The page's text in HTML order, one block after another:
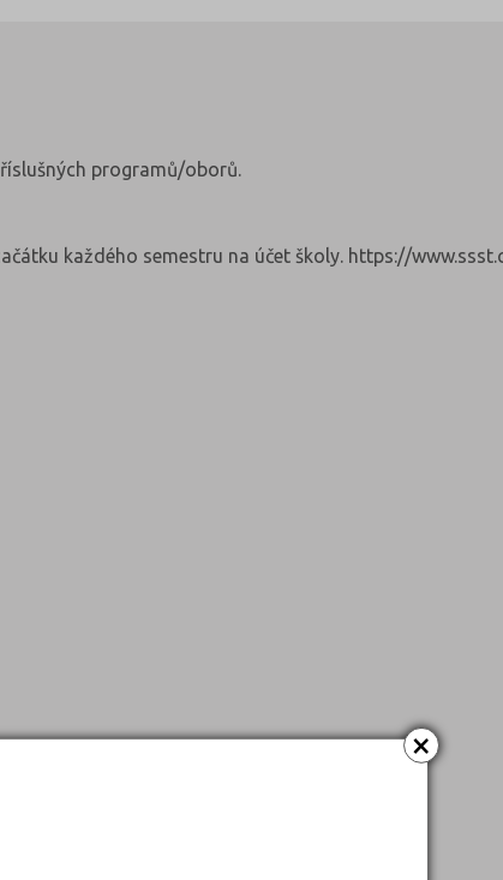
×
programů/oborů.
každého semestru na účet školy. https://